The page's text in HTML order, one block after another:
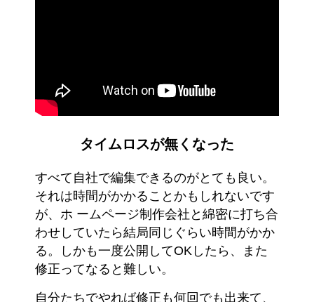
タイムロスが無くなった
すべて自社で編集できるのがとても良い。
それは時間がかかることかもしれないです
が、ホ ームページ制作会社と綿密に打ち合
わせしていたら結局同じぐらい時間がかか
る。しかも一度公開してOKしたら、また
修正ってなると難しい。
自分たちでやれば修正も何回でも出来て、